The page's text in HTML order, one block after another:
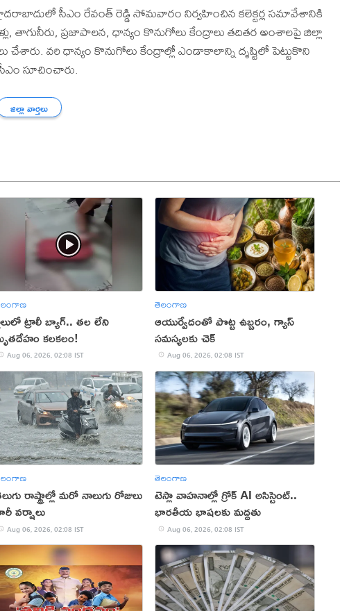
సీఎం రేవంత్ రెడ్డి సోమవారం నిర్వహించిన కలెక్టర్ల సమావేశానికి
తాగునీరు, ప్రజాపాలన, ధాన్యం కొనుగోలు కేంద్రాలు తదితర అంశాలపై జిల్లా
చేశారు. వరి ధాన్యం కొనుగోలు కేంద్రాల్లో ఎండాకాలాన్ని దృష్టిలో పెట్టుకొని
సూచించారు.
జిల్లా వార్తలు
ట్రాలీ బ్యాగ్.. తల లేని
కలకలం!
Aug 06, 2026, 02:08 IST
తెలంగాణ
ఆయుర్వేదంతో పొట్ట ఉబ్బరం, గ్యాస్
సమస్యలకు చెక్
Aug 06, 2026, 02:08 IST
రాష్ట్రాల్లో మరో నాలుగు రోజులు
వర్షాలు
Aug 06, 2026, 02:08 IST
తెలంగాణ
టెస్లా వాహనాల్లో గ్రోక్ AI అసిస్టెంట్..
భారతీయ భాషలకు మద్దతు
Aug 06, 2026, 02:08 IST